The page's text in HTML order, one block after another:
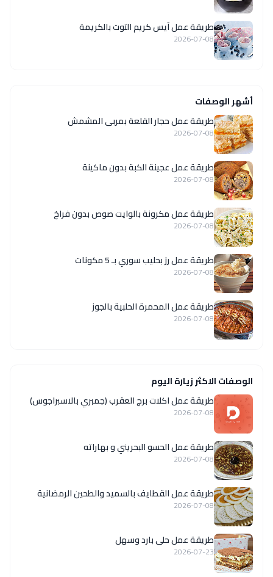
طريقة عمل آيس كريم التوت بالكريمة
2026-07-08
أشهر الوصفات
طريقة عمل حجار القلعة بمربى المشمش
2026-07-08
طريقة عمل عجينة الكبة بدون ماكينة
2026-07-08
طريقة عمل مكرونة بالوايت صوص بدون فراخ
2026-07-08
طريقة عمل رز بحليب سوري بـ 5 مكونات
2026-07-08
طريقة عمل المحمرة الحلبية بالجوز
2026-07-08
الوصفات الاكثر زيارة اليوم
طريقة عمل اكلات برج العقرب (جمبري بالاسبراجوس)
2026-07-08
طريقة عمل الحسو البحريني و بهاراته
2026-07-08
طريقة عمل القطايف بالسميد والطحين الرمضانية
2026-07-08
طريقة عمل حلى بارد وسهل
2026-07-23